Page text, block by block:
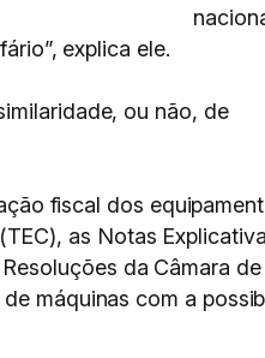
explica ele.
ou não, de
fiscal dos
as Notas
da Câmara
máquinas com a